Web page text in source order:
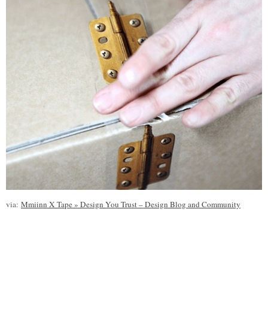
via: Mmiinn X Tape » Design You Trust – Design Blog and Community